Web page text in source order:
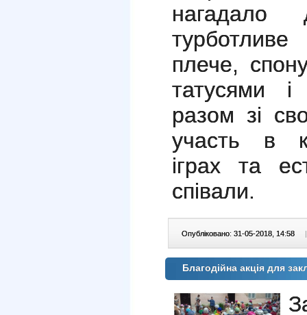
нагадало
турботливе
плече,
татусями
разом зі
участь в
іграх та
співали.
Опубліковано: 31-05-2018, 14:58 |
Благодійна акція для